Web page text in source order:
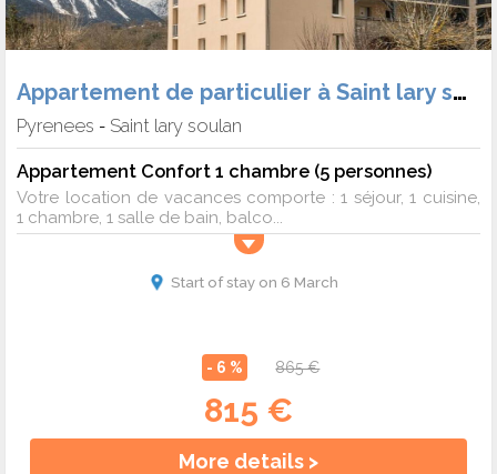
Appartement de particulier à Saint lary soulan
Pyrenees - Saint lary soulan
Appartement Confort 1 chambre (5 personnes)
Votre location de vacances comporte : 1 séjour, 1 cuisine,
1 chambre, 1 salle de bain, balco...
Start of stay on 6 March
- 6 % 865 €
815 €
More details >